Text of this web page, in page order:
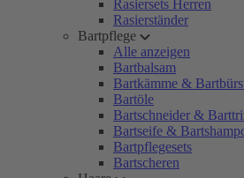
Rasiersets Herren
Rasierständer
Bartpflege
Alle anzeigen
Bartbalsam
Bartkämme &
Bartöle
Bartschneider &
Bartseife &
Bartpflegesets
Bartscheren